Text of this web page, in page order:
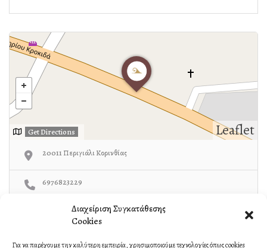
Διαχείριση Συγκατάθεσης
Cookies
Για να παρέχουμε την καλύτερη εμπειρία, χρησιμοποιούμε τεχνολογίες όπως cookies
Leaflet
Get Directions
20011 Περιγιάλι Κορινθίας
6976823229
https://www.terpsichore.org.gr/